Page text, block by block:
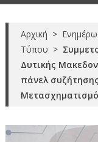
Αρχική >
Τύπου >
Δυτικής
πάνελ
Μετασχηματισμό